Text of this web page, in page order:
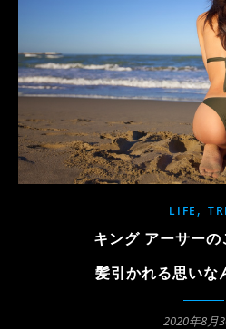
LIFE ,
キング アーサーの
髪引かれる思いな
2020年8月